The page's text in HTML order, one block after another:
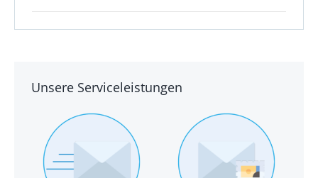
Unsere Serviceleistungen